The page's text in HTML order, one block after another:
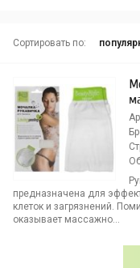
Сортировать по:
предназначена для
клеток и загрязнений.
оказывает массажно...